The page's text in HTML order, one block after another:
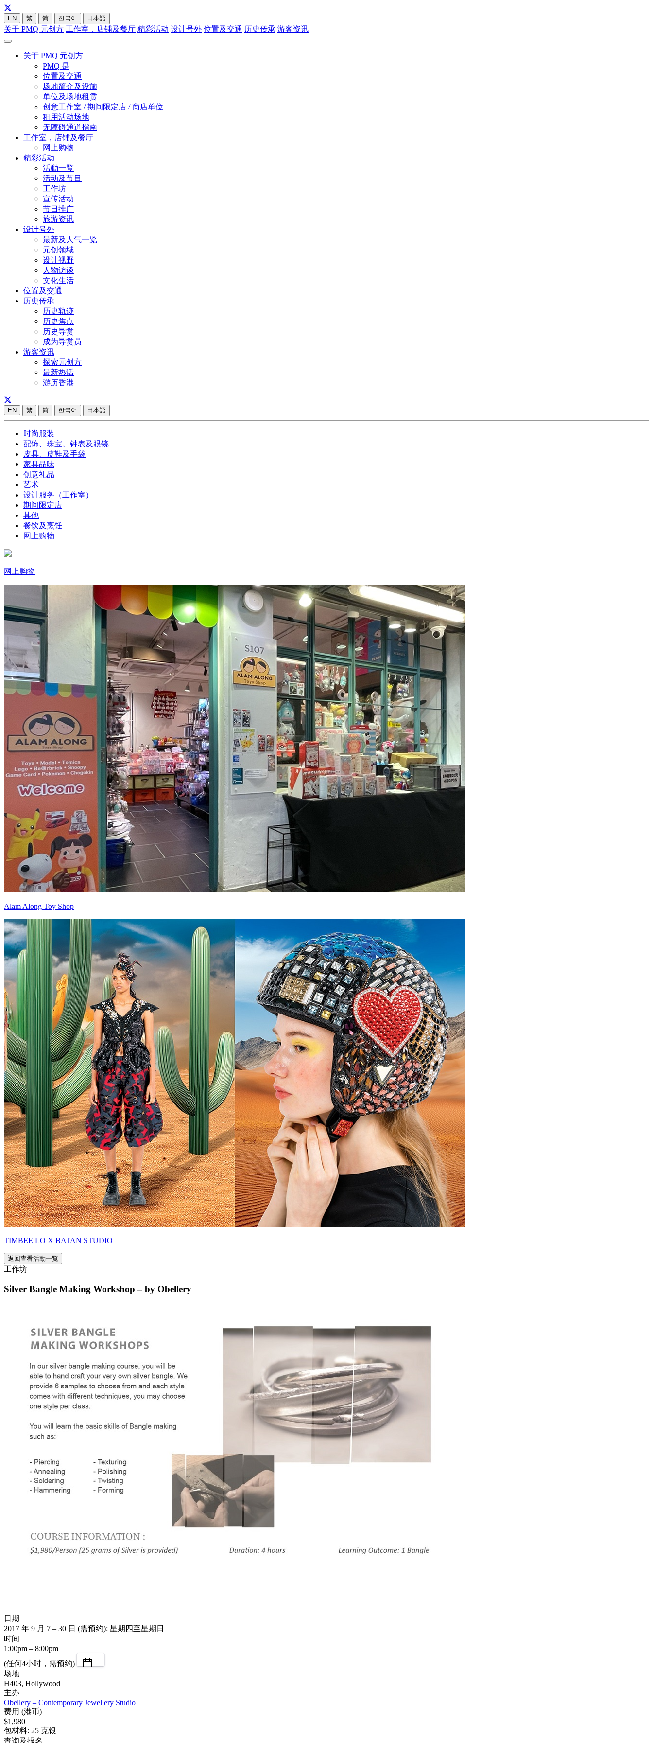
EN 繁 简 한국어 日本語
关于 PMQ 元创方 工作室，店铺及餐厅 精彩活动 设计号外 位置及交通 历史传承 游客资讯
关于 PMQ 元创方
PMQ 是
位置及交通
场地简介及设施
单位及场地租赁
创意工作室 / 期间限定店 / 商店单位
租用活动场地
无障碍通道指南
工作室，店铺及餐厅
网上购物
精彩活动
活動一覧
活动及节目
工作坊
宣传活动
节日推广
旅游资讯
设计号外
最新及人气一览
元创领域
设计视野
人物访谈
文化生活
位置及交通
历史传承
历史轨迹
历史焦点
历史导赏
成为导赏员
游客资讯
探索元创方
最新热话
游历香港
EN 繁 简 한국어 日本語
时尚服装
配饰、珠宝、钟表及眼镜
皮具、皮鞋及手袋
家具品味
创意礼品
艺术
设计服务（工作室）
期间限定店
其他
餐饮及烹饪
网上购物
网上购物
Alam Along Toy Shop
TIMBEE LO X BATAN STUDIO
返回查看活動一覧
工作坊
Silver Bangle Making Workshop – by Obellery
日期
2017 年 9 月 7 – 30 日 (需预约): 星期四至星期日
时间
1:00pm – 8:00pm
(任何4小时，需预约)
场地
H403, Hollywood
主办
Obellery – Contemporary Jewellery Studio
费用 (港币)
$1,980
包材料: 25 克银
查询及报名